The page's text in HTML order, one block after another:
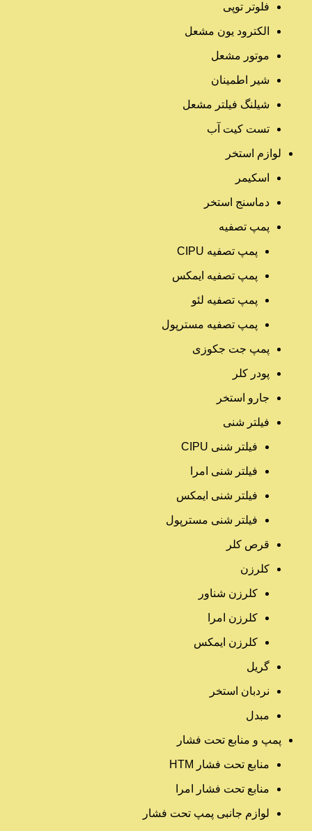
فلوتر توپی
الکترود یون مشعل
موتور مشعل
شیر اطمینان
شیلنگ فیلتر مشعل
تست کیت آب
لوازم استخر
اسکیمر
دماسنج استخر
پمپ تصفیه
پمپ تصفیه CIPU
پمپ تصفیه ایمکس
پمپ تصفیه لئو
پمپ تصفیه مسترپول
پمپ جت جکوزی
پودر کلر
جارو استخر
فیلتر شنی
فیلتر شنی CIPU
فیلتر شنی امرا
فیلتر شنی ایمکس
فیلتر شنی مسترپول
قرص کلر
کلرزن
کلرزن شناور
کلرزن امرا
کلرزن ایمکس
گریل
نردبان استخر
مبدل
پمپ و منابع تحت فشار
منابع تحت فشار HTM‎
منابع تحت فشار امرا
لوازم جانبی پمپ تحت فشار